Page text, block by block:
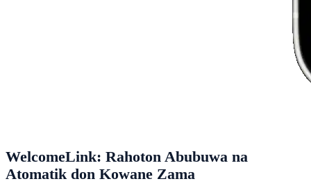
WelcomeLink: Rahoton Abubuwa na
Atomatik don Kowane Zama